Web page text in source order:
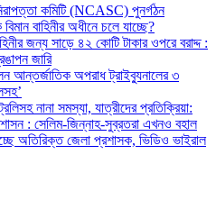
কমিটি (NCASC) পুনর্গঠন
বাহিনীর অধীনে চলে যাচ্ছে?
জন্য সাড়ে ৪২ কোটি টাকার ওপরে বরাদ্দ :
জারি
আন্তর্জাতিক অপরাধ ট্রাইব্যুনালের ৩
নানা সমস্যা, যাত্রীদের প্রতিক্রিয়া:
: সেলিম-জিন্নাহ-সুব্রতরা এখনও বহাল
অতিরিক্ত জেলা প্রশাসক, ভিডিও ভাইরাল